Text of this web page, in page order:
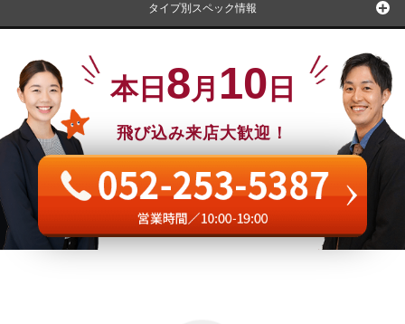
タイプ別スペック情報
本日 8月 10 日
飛び込み来店大歓迎！